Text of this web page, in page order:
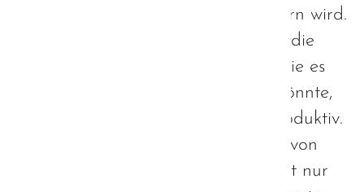
Lebensqualität signifikant verbessern wird.
Eine Ausrichtung der Strategie an die
nicht-autistische Gesellschaft und wie es
diese leichter mit Autisten haben könnte,
wäre schließlich mehr als kontraproduktiv.
Es wäre fatal - für jeden einzelnen von
uns. Zudem darf die Strategie nicht nur